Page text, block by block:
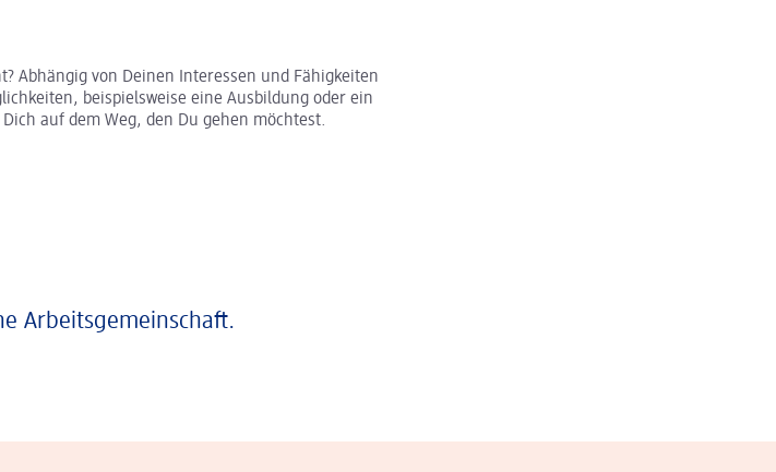
Abhängig von Deinen Interessen und Fähigkeiten
beispielsweise eine Ausbildung oder ein
auf dem Weg, den Du gehen möchtest.
Arbeitsgemeinschaft.